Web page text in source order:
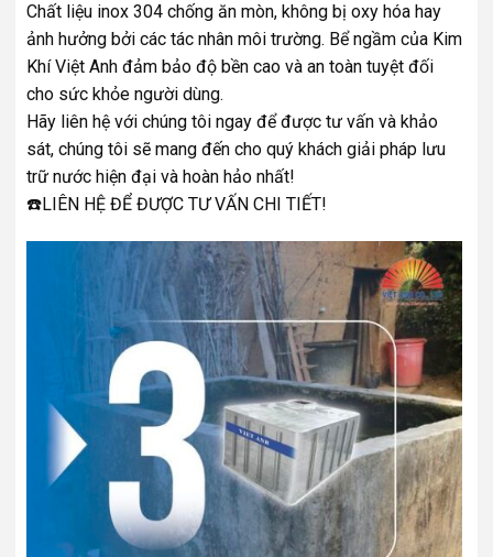
Chất liệu inox 304 chống ăn mòn, không bị oxy hóa hay
ảnh hưởng bởi các tác nhân môi trường. Bể ngầm của Kim
Khí Việt Anh đảm bảo độ bền cao và an toàn tuyệt đối
cho sức khỏe người dùng.
Hãy liên hệ với chúng tôi ngay để được tư vấn và khảo
sát, chúng tôi sẽ mang đến cho quý khách giải pháp lưu
trữ nước hiện đại và hoàn hảo nhất!
☎️LIÊN HỆ ĐỂ ĐƯỢC TƯ VẤN CHI TIẾT!